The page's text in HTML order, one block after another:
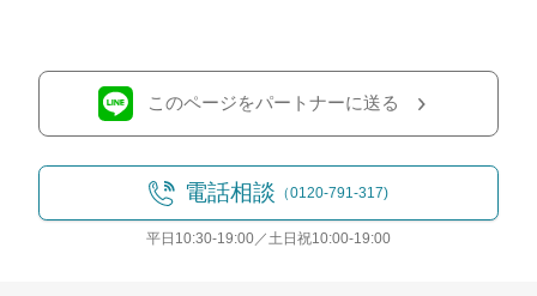
このページをパートナーに送る
電話相談 （0120-791-317)
平日10:30-19:00／土日祝10:00-19:00